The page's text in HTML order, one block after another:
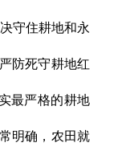
守住耕地和永
防死守耕地红
最严格的耕地
明确，农田就